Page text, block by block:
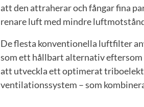
att den attraherar och fångar fina
renare luft med mindre
De flesta konventionella luftfilter
som ett hållbart alternativ
att utveckla ett optimerat
ventilationssystem – som